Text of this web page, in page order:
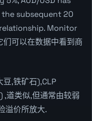
subsequent 20
Monitor
们可以在数据中看到商
,铁矿石),CLP
,道类似,但通常由较弱
溢价所放大.